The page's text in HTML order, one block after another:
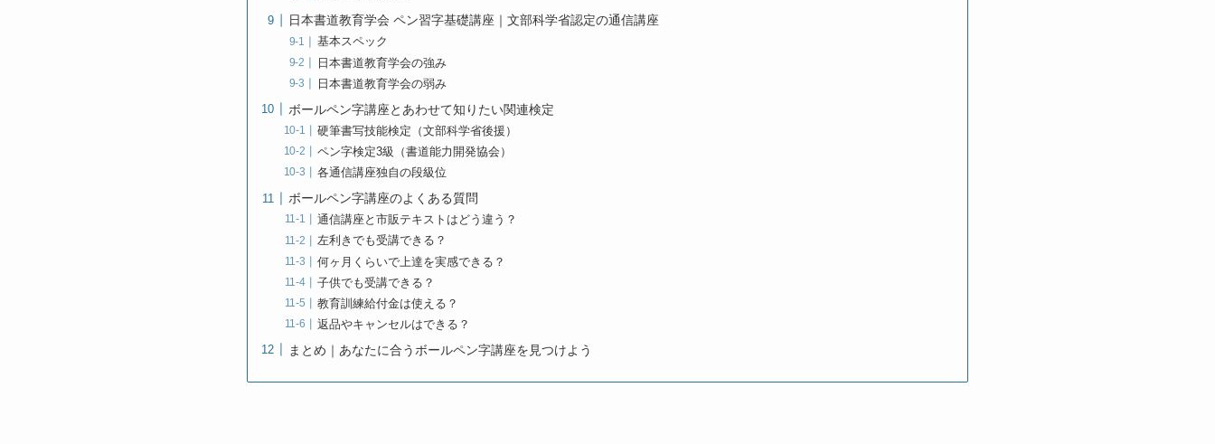
日本書道教育学会 ペン習字基礎講座｜文部科学省認定の通信講座
基本スペック
日本書道教育学会の強み
日本書道教育学会の弱み
ボールペン字講座とあわせて知りたい関連検定
硬筆書写技能検定（文部科学省後援）
ペン字検定3級（書道能力開発協会）
各通信講座独自の段級位
ボールペン字講座のよくある質問
通信講座と市販テキストはどう違う？
左利きでも受講できる？
何ヶ月くらいで上達を実感できる？
子供でも受講できる？
教育訓練給付金は使える？
返品やキャンセルはできる？
まとめ｜あなたに合うボールペン字講座を見つけよう